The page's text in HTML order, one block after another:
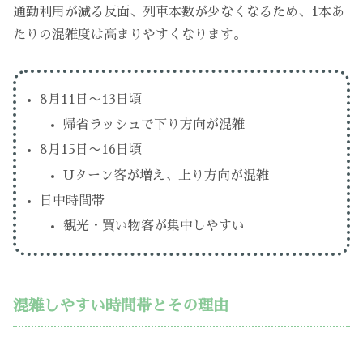
通勤利用が減る反面、列車本数が少なくなるため、1本あ
たりの混雑度は高まりやすくなります。
8月11日〜13日頃
帰省ラッシュで下り方向が混雑
8月15日〜16日頃
Uターン客が増え、上り方向が混雑
日中時間帯
観光・買い物客が集中しやすい
混雑しやすい時間帯とその理由